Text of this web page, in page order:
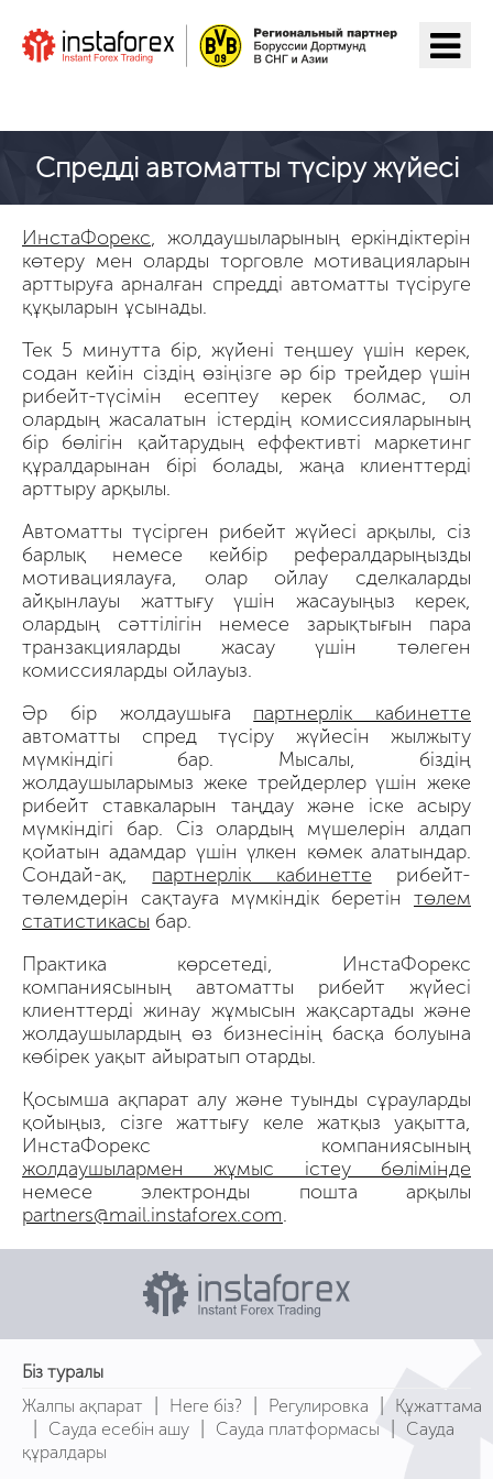
Спредді автоматты түсіру жүйесі
ИнстаФорекс, жолдаушыларының еркіндіктерін
көтеру мен оларды торговле мотивацияларын
арттыруға арналған спредді автоматты түсіруге
құқыларын ұсынады.
Тек 5 минутта бір, жүйені теңшеу үшін керек,
содан кейін сіздің өзіңізге әр бір трейдер үшін
рибейт-түсімін есептеу керек болмас, ол
олардың жасалатын істердің комиссияларының
бір бөлігін қайтарудың еффективті маркетинг
құралдарынан бірі болады, жаңа клиенттерді
арттыру арқылы.
Автоматты түсірген рибейт жүйесі арқылы, сіз
барлық немесе кейбір рефералдарыңызды
мотивациялауға, олар ойлау сделкаларды
айқынлауы жаттығу үшін жасауыңыз керек,
олардың сәттілігін немесе зарықтығын пара
транзакцияларды жасау үшін төлеген
комиссияларды ойлауыз.
Әр бір жолдаушыға партнерлік кабинетте
автоматты спред түсіру жүйесін жылжыту
мүмкіндігі бар. Мысалы, біздің
жолдаушыларымыз жеке трейдерлер үшін жеке
рибейт ставкаларын таңдау және іске асыру
мүмкіндігі бар. Сіз олардың мүшелерін алдап
қойатын адамдар үшін үлкен көмек алатындар.
Сондай-ақ, партнерлік кабинетте рибейт-
төлемдерін сақтауға мүмкіндік беретін төлем
статистикасы бар.
Практика көрсетеді, ИнстаФорекс
компаниясының автоматты рибейт жүйесі
клиенттерді жинау жұмысын жақсартады және
жолдаушылардың өз бизнесінің басқа болуына
көбірек уақыт айыратып отарды.
Қосымша ақпарат алу және туынды сұрауларды
қойыңыз, сізге жаттығу келе жатқыз уақытта,
ИнстаФорекс компаниясының
жолдаушылармен жұмыс істеу бөлімінде
немесе электронды пошта арқылы
partners@mail.instaforex.com.
Біз туралы
Жалпы ақпарат
| Неге біз? | Регулировка | Құжаттама
| Сауда есебін ашу | Сауда платформасы |
Сауда
құралдары